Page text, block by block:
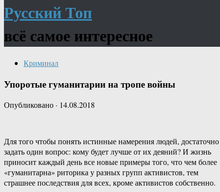
Русский Топ
всё самое интересное
Криминал
Упоротые гуманитарии на тропе войны
Опубликовано · 14.08.2018
Для того чтобы понять истинные намерения людей, достаточно
задать один вопрос: кому будет лучше от их деяний? И жизнь
приносит каждый день все новые примеры того, что чем более
«гуманитарна» риторика у разных групп активистов, тем
страшнее последствия для всех, кроме активистов собственно.